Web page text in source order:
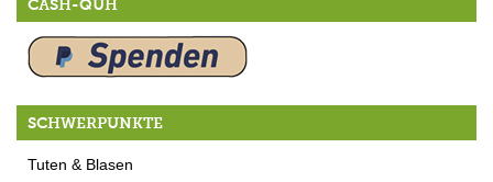
CASH-QUH
SCHWERPUNKTE
Tuten & Blasen